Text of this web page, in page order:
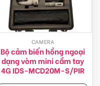
CAMERA
Bộ cảm biến hồng ngoại
dạng vòm mini cầm tay
4G IDS-MCD20M-S/PIR